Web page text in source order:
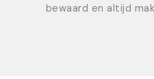
bewaard en altijd